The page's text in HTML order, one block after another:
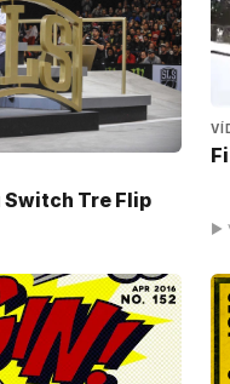
Switch Tre Flip
▶